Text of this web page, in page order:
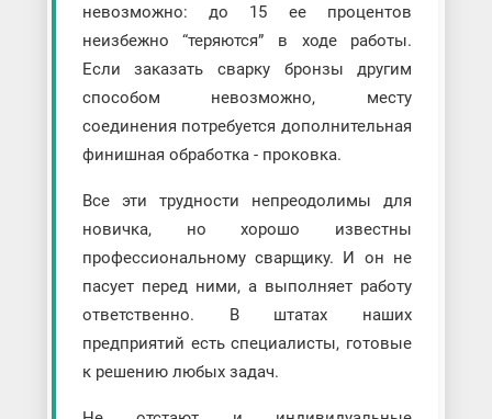
невозможно: до 15 ее процентов
неизбежно “теряются” в ходе работы.
Если заказать сварку бронзы другим
способом невозможно, месту
соединения потребуется дополнительная
финишная обработка - проковка.
Все эти трудности непреодолимы для
новичка, но хорошо известны
профессиональному сварщику. И он не
пасует перед ними, а выполняет работу
ответственно. В штатах наших
предприятий есть специалисты, готовые
к решению любых задач.